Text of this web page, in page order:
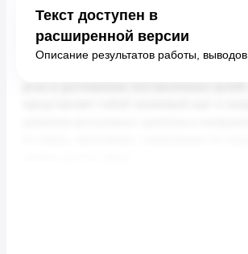
Текст доступен в
расширенной версии
Описание результатов работы, выводов.